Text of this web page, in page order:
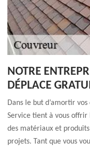
NOTRE
DÉPLACE
Dans le but d’amortir
Service tient à vous
des matériaux et
projets. Tant que vous